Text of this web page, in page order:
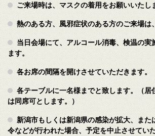
ご来場時は、マスクの着用をお願いいたし
熱のある方、風邪症状のある方のご来場は
当日会場にて、アルコール消毒、検温の実
ます。
各お席の間隔を開けさせていただきます。
各テーブルに一名様までと致します。（居
は同席可とします。）
新潟市もしくは新潟県の感染が拡大、また
令などが行われた場合、予定を中止させてい